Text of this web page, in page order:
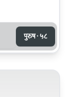
पुरुष · ५८